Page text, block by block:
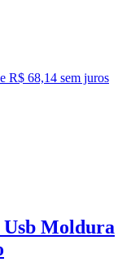
R$ 68,14 sem juros
Moldura